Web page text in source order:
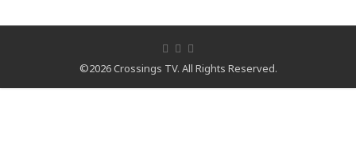
©2026 Crossings TV. All Rights Reserved.